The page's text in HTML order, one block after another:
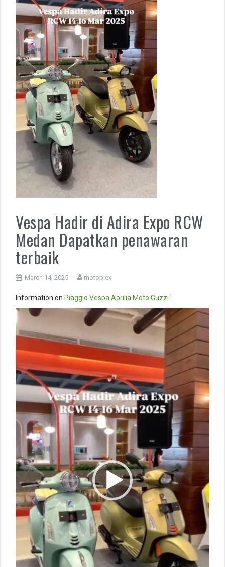
Vespa Hadir di Adira Expo RCW
Medan Dapatkan penawaran
terbaik
March 14, 2025 motoplex
Information on Piaggio Vespa Aprilia Moto Guzzi :
Video
Player